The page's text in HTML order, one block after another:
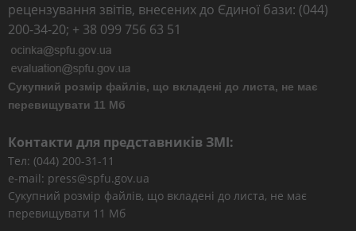
рецензування звітів, внесених до Єдиної бази: (044)
200-34-20; + 38 099 756 63 51
Сукупний розмір файлів, що вкладені до листа, не має
перевищувати 11 Мб
Контакти для представників ЗМІ:
Тел: (044) 200-31-11
e-mail: press@spfu.gov.ua
Сукупний розмір файлів, що вкладені до листа, не має
перевищувати 11 Мб